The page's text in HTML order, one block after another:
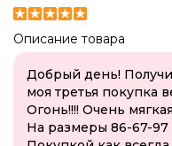
Описание товара
Добрый день!
моя третья покупка
Огонь!!!! Очень
На размеры 86-67-